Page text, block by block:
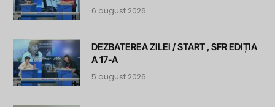
6 august 2026
DEZBATEREA ZILEI / START , SFR EDIȚIA
A 17-A
5 august 2026